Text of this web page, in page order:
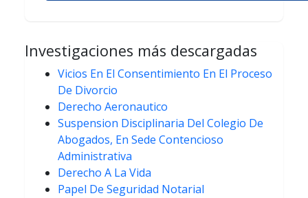
Investigaciones más descargadas
Vicios En El Consentimiento En El Proceso
De Divorcio
Derecho Aeronautico
Suspension Disciplinaria Del Colegio De
Abogados, En Sede Contencioso
Administrativa
Derecho A La Vida
Papel De Seguridad Notarial